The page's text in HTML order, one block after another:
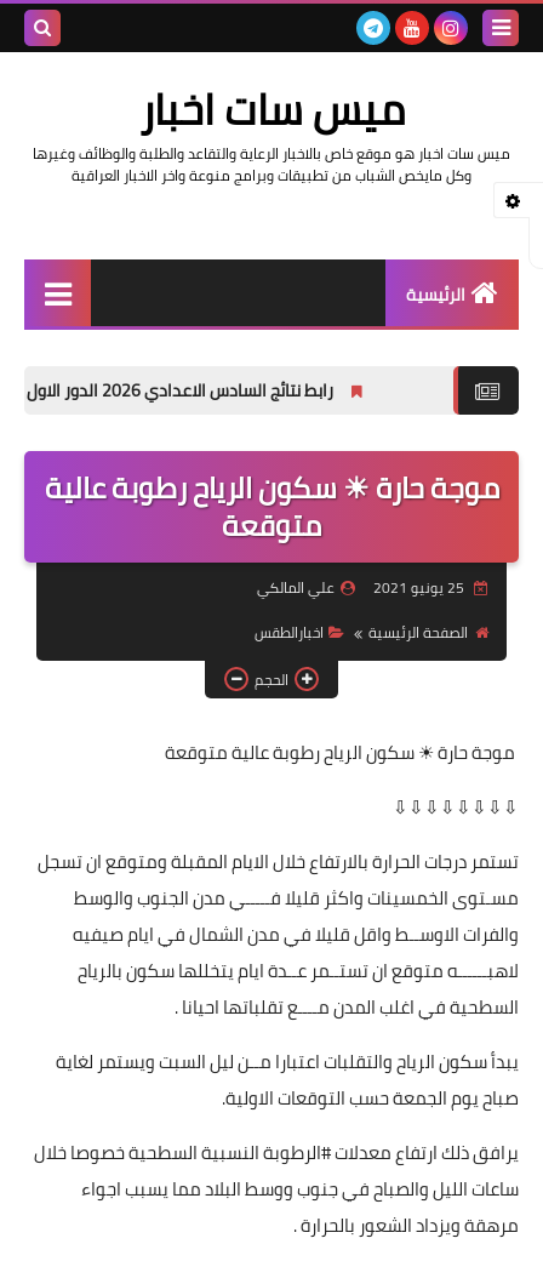
ميس سات اخبار
ميس سات اخبار هو موقع خاص بالاخبار الرعاية والتقاعد والطلبة والوظائف وغيرها
وكل مايخص الشباب من تطبيقات وبرامج منوعة واخر الاخبار العراقية
الرئيسية
اخبار وزارة التربية والتعليم
اخبار وزارة العمل وهيئة
قسم التطبيقات
قطع الاراضي
رابط نتائج السادس الاعدادي 2026 الدور الاول في العراق | موقع نتائجنا
موجة حارة ☀ سكون الرياح رطوبة عالية
متوقعة
علي المالكي
الصفحة الرئيسية
اخبارالطقس
الحجم
موجة حارة ☀ سكون الرياح رطوبة عالية متوقعة
⇩⇩⇩⇩⇩⇩⇩⇩
تستمر درجات الحرارة بالارتفاع خلال الايام المقبلة ومتوقع ان تسجل
مسـتوى الخمسينات واكثر قليلا فـــــي مدن الجنوب والوسط
والفرات الاوســط واقل قليلا في مدن الشمال في ايام صيفيه
لاهبــــــه متوقع ان تستــمر عــدة ايام يتخللها سكون بالرياح
السطحية في اغلب المدن مــــع تقلباتها احيانا .
يبدأ سكون الرياح والتقلبات اعتبارا مــن ليل السبت ويستمر لغاية
صباح يوم الجمعة حسب التوقعات الاولية.
يرافق ذلك ارتفاع معدلات #الرطوبة النسبية السطحية خصوصا خلال
ساعات الليل والصباح في جنوب ووسط البلاد مما يسبب اجواء
مرهقة ويزداد الشعور بالحرارة .